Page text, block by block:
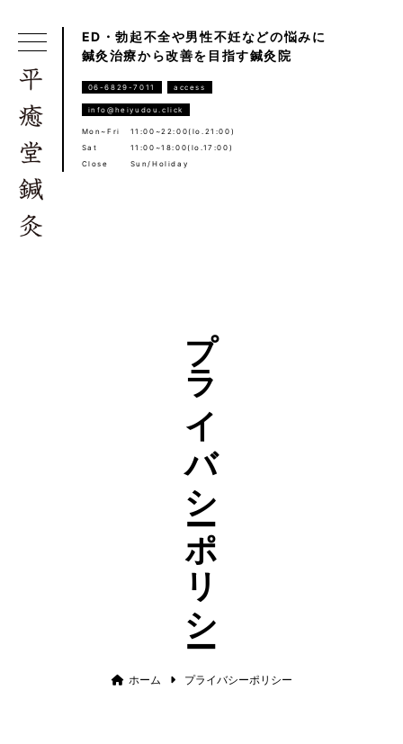
ED・勃起不全や男性不妊などの悩みに
鍼灸治療から改善を目指す鍼灸院
06-6829-7011 access
info@heiyudou.click
Mon~Fri
11:00~22:00(lo.21:00)
Sat
11:00~18:00(lo.17:00)
Close
Sun/Holiday
プライバシーポリシー
ホーム プライバシーポリシー